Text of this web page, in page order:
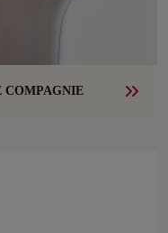
COMPAGNIE